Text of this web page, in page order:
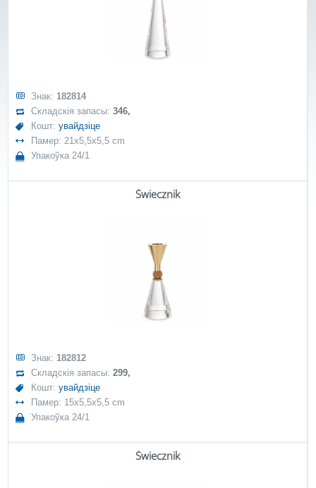
Знак: 182814
Складскія запасы:346,
Кошт:увайдзіце
Памер: 21x5,5x5,5 cm
Упакоўка 24/1
Świecznik
Знак: 182812
Складскія запасы:299,
Кошт:увайдзіце
Памер: 15x5,5x5,5 cm
Упакоўка 24/1
Świecznik